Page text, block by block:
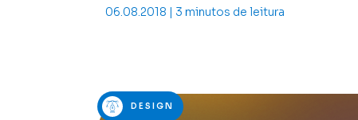
06.08.2018 | 3 minutos de leitura
DESIGN